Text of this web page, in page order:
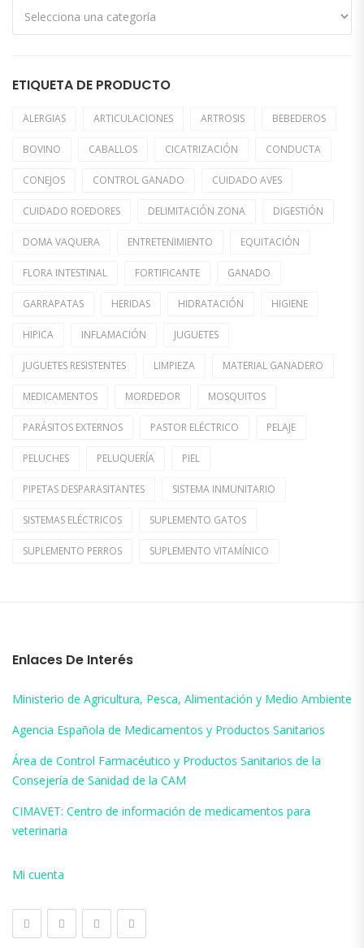
ETIQUETA DE PRODUCTO
ALERGIAS ARTICULACIONES ARTROSIS BEBEDEROS
BOVINO CABALLOS CICATRIZACIÓN CONDUCTA
CONEJOS CONTROL GANADO CUIDADO AVES
CUIDADO ROEDORES DELIMITACIÓN ZONA DIGESTIÓN
DOMA VAQUERA ENTRETENIMIENTO EQUITACIÓN
FLORA INTESTINAL FORTIFICANTE GANADO
GARRAPATAS HERIDAS HIDRATACIÓN HIGIENE
HIPICA INFLAMACIÓN JUGUETES
JUGUETES RESISTENTES LIMPIEZA MATERIAL GANADERO
MEDICAMENTOS MORDEDOR MOSQUITOS
PARÁSITOS EXTERNOS PASTOR ELÉCTRICO PELAJE
PELUCHES PELUQUERÍA PIEL
PIPETAS DESPARASITANTES SISTEMA INMUNITARIO
SISTEMAS ELÉCTRICOS SUPLEMENTO GATOS
SUPLEMENTO PERROS SUPLEMENTO VITAMÍNICO
Enlaces De Interés
Ministerio de Agricultura, Pesca, Alimentación y Medio Ambiente
Agencia Española de Medicamentos y Productos Sanitarios
Área de Control Farmacéutico y Productos Sanitarios de la
Consejería de Sanidad de la CAM
CIMAVET: Centro de información de medicamentos para
veterinaria
Mi cuenta